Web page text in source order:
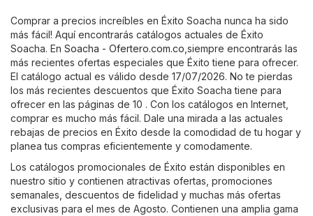
Comprar a precios increíbles en Éxito Soacha nunca ha sido
más fácil! Aquí encontrarás catálogos actuales de Éxito
Soacha. En Soacha - Ofertero.com.co ,siempre encontrarás las
más recientes ofertas especiales que Éxito tiene para ofrecer.
El catálogo actual es válido desde 17/07/2026. No te pierdas
los más recientes descuentos que Éxito Soacha tiene para
ofrecer en las páginas de 10 . Con los catálogos en Internet,
comprar es mucho más fácil. Dale una mirada a las actuales
rebajas de precios en Éxito desde la comodidad de tu hogar y
planea tus compras eficientemente y comodamente.
Los catálogos promocionales de Éxito están disponibles en
nuestro sitio y contienen atractivas ofertas, promociones
semanales, descuentos de fidelidad y muchas más ofertas
exclusivas para el mes de Agosto. Contienen una amplia gama